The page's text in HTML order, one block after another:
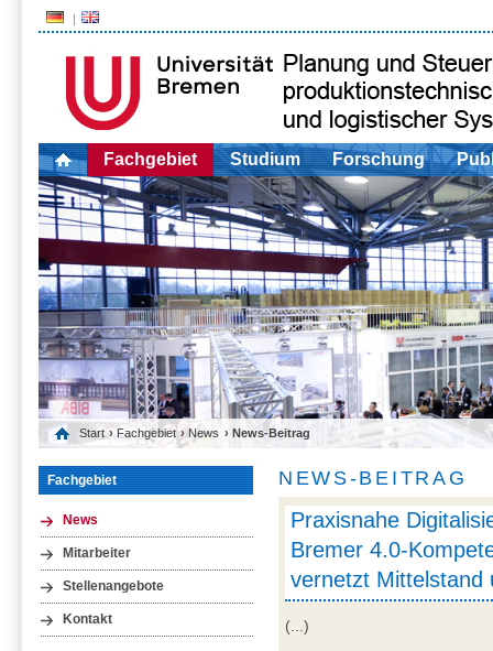
Fachgebiet Studium Forschung
Start › Fachgebiet › News › News-Beitrag
Fachgebiet
News
Mitarbeiter
Stellenangebote
Kontakt
NEWS-BEITRAG
Praxisnahe
Bremer 4.0-
vernetzt Mittelstand
(...)